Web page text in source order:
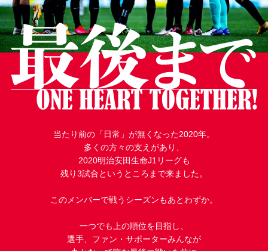
振り旗掲出希望者の事前申請
オフィシャルフラッグ以外の旗(Lフラッグサイズ以下)掲出希望者の事
前申請
ホームゲームでの入場方法について トレーニングスケジュール
大原サッカー場 SPORTS FOR PEACE! プロジェクト
SPORTS FOR PEACE! プロジェクト 支援活動
安全で快適なスタジアムに向けて
クラウドファンディングご支援者
当たり前の「日常」が無くなった2020年。
多くの方々の支えがあり、
2020明治安田生命J1リーグも
残り3試合というところまで来ました。
このメンバーで戦うシーズンもあとわずか。
一つでも上の順位を目指し、
選手、ファン・サポーターみんなが